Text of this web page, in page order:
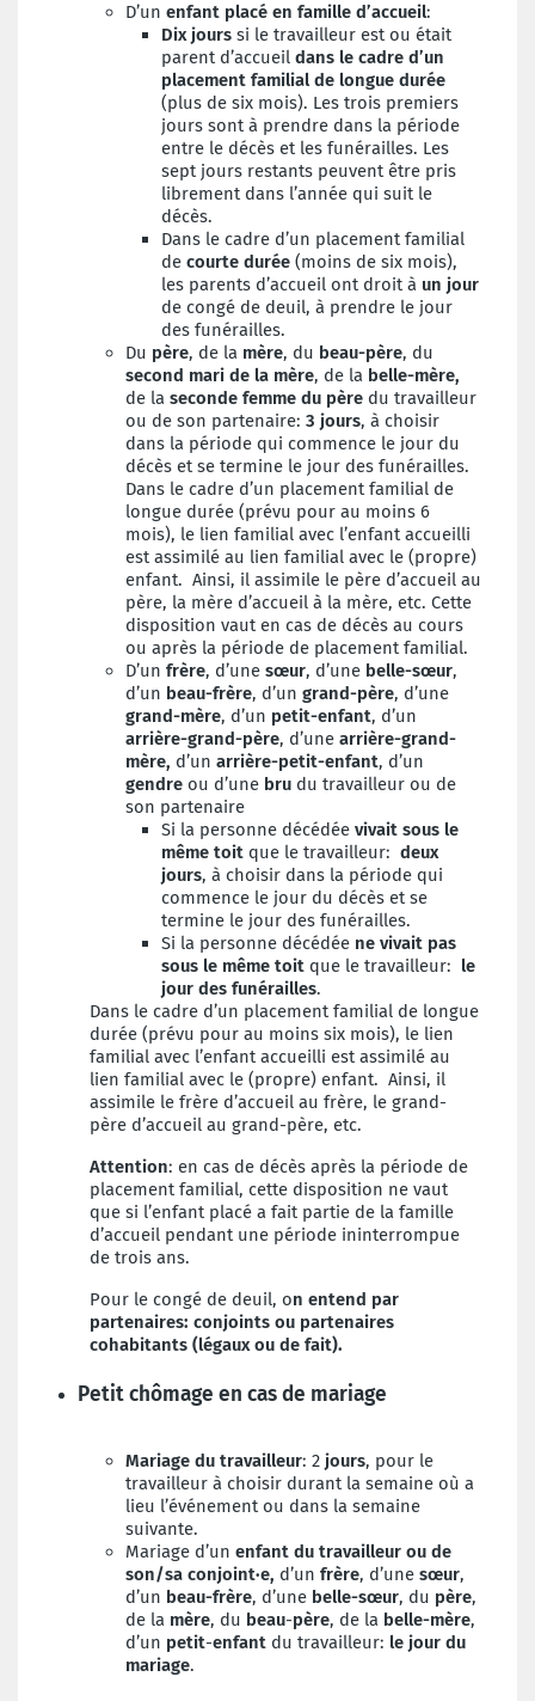
D’un enfant placé en famille d’accueil:
Dix jours si le travailleur est ou était
parent d’accueil dans le cadre d’un
placement familial de longue durée
(plus de six mois). Les trois premiers
jours sont à prendre dans la période
entre le décès et les funérailles. Les
sept jours restants peuvent être pris
librement dans l’année qui suit le
décès.
Dans le cadre d’un placement familial
de courte durée (moins de six mois),
les parents d’accueil ont droit à un jour
de congé de deuil, à prendre le jour
des funérailles.
Du père, de la mère, du beau-père, du
second mari de la mère, de la belle-mère,
de la seconde femme du père du travailleur
ou de son partenaire: 3 jours, à choisir
dans la période qui commence le jour du
décès et se termine le jour des funérailles.
Dans le cadre d’un placement familial de
longue durée (prévu pour au moins 6
mois), le lien familial avec l’enfant accueilli
est assimilé au lien familial avec le (propre)
enfant. Ainsi, il assimile le père d’accueil au
père, la mère d’accueil à la mère, etc. Cette
disposition vaut en cas de décès au cours
ou après la période de placement familial.
D’un frère, d’une sœur, d’une belle-sœur,
d’un beau-frère, d’un grand-père, d’une
grand-mère, d’un petit-enfant, d’un
arrière-grand-père, d’une arrière-grand-
mère, d’un arrière-petit-enfant, d’un
gendre ou d’une bru du travailleur ou de
son partenaire
Si la personne décédée vivait sous le
même toit que le travailleur: deux
jours, à choisir dans la période qui
commence le jour du décès et se
termine le jour des funérailles.
Si la personne décédée ne vivait pas
sous le même toit que le travailleur: le
jour des funérailles.
Dans le cadre d’un placement familial de longue
durée (prévu pour au moins six mois), le lien
familial avec l’enfant accueilli est assimilé au
lien familial avec le (propre) enfant. Ainsi, il
assimile le frère d’accueil au frère, le grand-
père d’accueil au grand-père, etc.
Attention: en cas de décès après la période de
placement familial, cette disposition ne vaut
que si l’enfant placé a fait partie de la famille
d’accueil pendant une période ininterrompue
de trois ans.
Pour le congé de deuil, on entend par
partenaires: conjoints ou partenaires
cohabitants (légaux ou de fait).
Petit chômage en cas de mariage
Mariage du travailleur: 2 jours, pour le
travailleur à choisir durant la semaine où a
lieu l’événement ou dans la semaine
suivante.
Mariage d’un enfant du travailleur ou de
son/sa conjoint·e, d’un frère, d’une sœur,
d’un beau-frère, d’une belle-sœur, du père,
de la mère, du beau-père, de la belle-mère,
d’un petit-enfant du travailleur: le jour du
mariage.